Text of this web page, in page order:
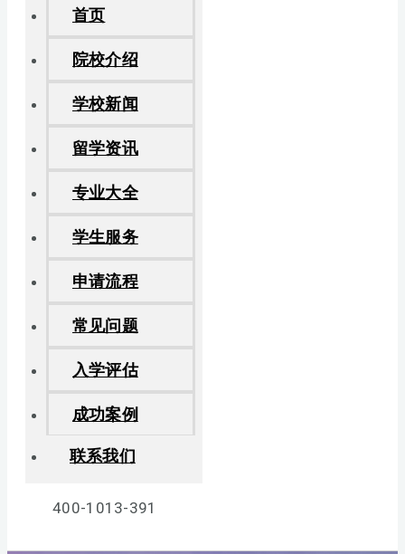
首页
院校介绍
学校新闻
留学资讯
专业大全
学生服务
申请流程
常见问题
入学评估
成功案例
联系我们
400-1013-391